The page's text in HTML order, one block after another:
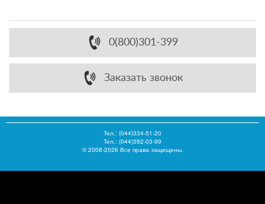
0(800)301-399
Заказать звонок
Тел.: (044)334-51-20
Тел.: (044)392-03-99
© 2008-2026 Все права защищены.